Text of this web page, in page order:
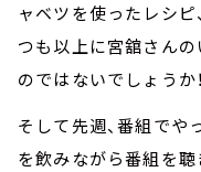
ャベツを使ったレシ
つも以上に宮舘さん
のではないでしょうか！
そして先週、番組でや
を飲みながら番組を